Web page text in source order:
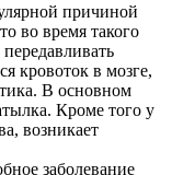
причиной
во время такого
кровоток в мозге,
В основном
Кроме того у
возникает
заболевание